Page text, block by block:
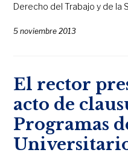
Derecho del Trabajo y de la
5 noviembre 2013
El rector
acto de
Programas